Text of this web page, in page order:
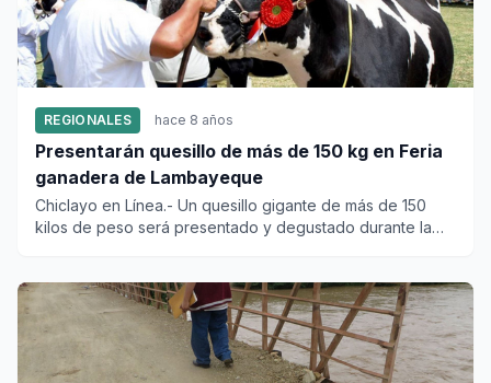
REGIONALES hace 8 años
Presentarán quesillo de más de 150 kg en Feria
ganadera de Lambayeque
Chiclayo en Línea.- Un quesillo gigante de más de 150
kilos de peso será presentado y degustado durante la